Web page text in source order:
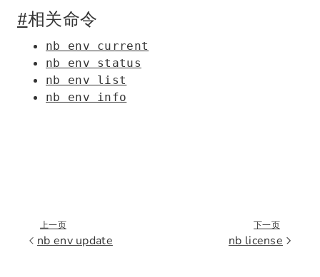
#相关命令
nb env current
nb env status
nb env list
nb env info
上一页
nb env update
下一页
nb license